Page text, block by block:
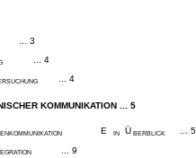
... 3
... 4
... 4
KOMMUNIKATION ... 5
­ E IN Ü BERBLICK
... 5
... 9